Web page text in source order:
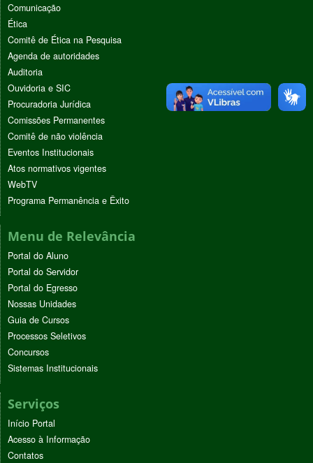
Comunicação
Ética
Comitê de Ética na Pesquisa
Agenda de autoridades
Auditoria
Ouvidoria e SIC
Procuradoria Jurídica
Comissões Permanentes
Comitê de não violência
Eventos Institucionais
Atos normativos vigentes
WebTV
Programa Permanência e Êxito
Menu de Relevância
Portal do Aluno
Portal do Servidor
Portal do Egresso
Nossas Unidades
Guia de Cursos
Processos Seletivos
Concursos
Sistemas Institucionais
Serviços
Início Portal
Acesso à Informação
Contatos